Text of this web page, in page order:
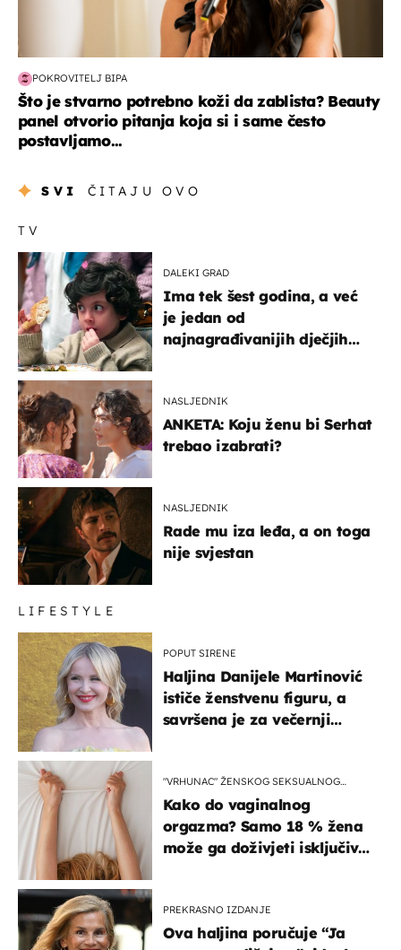
POKROVITELJ BIPA
Što je stvarno potrebno koži da zablista? Beauty
panel otvorio pitanja koja si i same često
postavljamo...
SVI ČITAJU OVO
TV
DALEKI GRAD
Ima tek šest godina, a već
je jedan od
najnagrađivanijih dječjih
NASLJEDNIK
ANKETA: Koju ženu bi Serhat
trebao izabrati?
NASLJEDNIK
Rade mu iza leđa, a on toga
nije svjestan
LIFESTYLE
POPUT SIRENE
Haljina Danijele Martinović
ističe ženstvenu figuru, a
savršena je za večernji
"VRHUNAC" ŽENSKOG SEKSUALNOG
Kako do vaginalnog
orgazma? Samo 18 % žena
može ga doživjeti isključivo
PREKRASNO IZDANJE
Ova haljina poručuje “Ja